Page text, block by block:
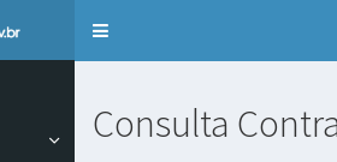
Alternar
Consulta